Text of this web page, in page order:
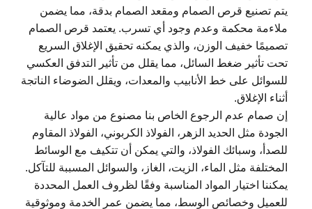
يتم تصنيع قرص الصمام ومقعد الصمام بدقة، مما يضمن
ملاءمة محكمة وعدم وجود أي تسرب. يعتمد قرص الصمام
تصميمًا خفيف الوزن، والذي يمكنه تحقيق الإغلاق السريع
تحت تأثير ضغط السائل، مما يقلل من تأثير التدفق العكسي
للسوائل على خط الأنابيب والمعدات، ويقلل الضوضاء الناتجة
أثناء الإغلاق.
إن صمام عدم الرجوع الخاص بنا مصنوع من مواد عالية
الجودة مثل الحديد الزهر، الفولاذ الكربوني، الفولاذ المقاوم
للصدأ، وسبائك الفولاذ، والتي يمكن أن تتكيف مع الوسائط
المختلفة مثل الماء، الزيت، الغاز، والسوائل المسببة للتآكل.
يمكننا اختيار المواد المناسبة وفقًا لظروف العمل المحددة
للعميل وخصائص الوسط، مما يضمن عمر الخدمة وموثوقية